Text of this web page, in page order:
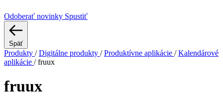
Odoberať novinky Spustiť
Späť
Produkty / Digitálne produkty / Produktívne aplikácie / Kalendárové
aplikácie / fruux
fruux